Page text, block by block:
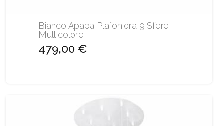
Bianco Apapa Plafoniera 9 Sfere -
Multicolore
479,00 €